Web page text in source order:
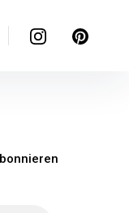
InstagramPinterest